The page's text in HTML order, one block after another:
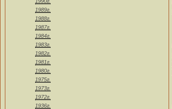
1989г.
1988г.
1987г.
1984г.
1983г.
1982г.
1981г.
1980г.
1975г.
1973г.
1972г.
1936г.